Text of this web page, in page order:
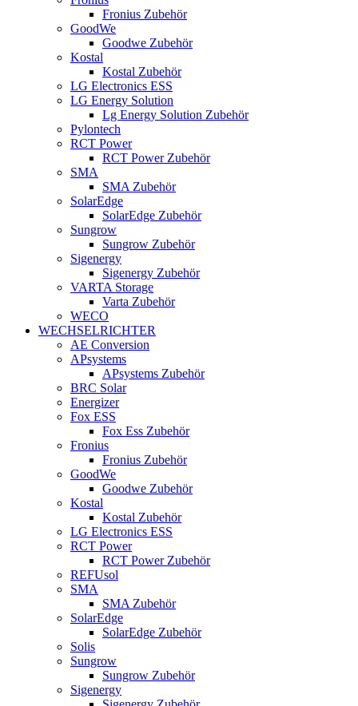
Fronius Zubehör
GoodWe
Goodwe Zubehör
Kostal
Kostal Zubehör
LG Electronics ESS
LG Energy Solution
Lg Energy Solution Zubehör
Pylontech
RCT Power
RCT Power Zubehör
SMA
SMA Zubehör
SolarEdge
SolarEdge Zubehör
Sungrow
Sungrow Zubehör
Sigenergy
Sigenergy Zubehör
VARTA Storage
Varta Zubehör
WECO
WECHSELRICHTER
AE Conversion
APsystems
APsystems Zubehör
BRC Solar
Energizer
Fox ESS
Fox Ess Zubehör
Fronius
Fronius Zubehör
GoodWe
Goodwe Zubehör
Kostal
Kostal Zubehör
LG Electronics ESS
RCT Power
RCT Power Zubehör
REFUsol
SMA
SMA Zubehör
SolarEdge
SolarEdge Zubehör
Solis
Sungrow
Sungrow Zubehör
Sigenergy